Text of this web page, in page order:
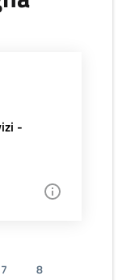
-
7
8